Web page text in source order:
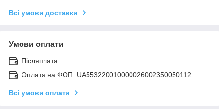
Всі умови доставки
Умови оплати
Післяплата
Оплата на ФОП: UA553220010000026002350050112
Всі умови оплати